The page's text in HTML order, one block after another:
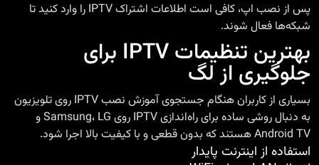
پس از نصب اپ، کافی است اطلاعات اشتراک IPTV را وارد کنید تا
شبکه‌ها فعال شوند.
بهترین تنظیمات IPTV برای
جلوگیری از لگ
بسیاری از کاربران هنگام جستجوی آموزش نصب IPTV روی تلویزیون
به دنبال روشی ساده برای راه‌اندازی IPTV روی Samsung، LG و
Android TV هستند که بدون قطعی و با کیفیت بالا اجرا شود.
استفاده از اینترنت پایدار